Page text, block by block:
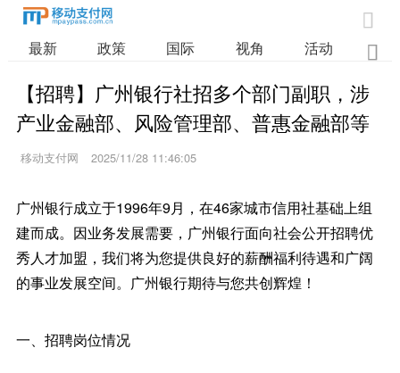

最新 政策 国际 视角 活动 业

【招聘】广州银行社招多个部门副职，涉
产业金融部、风险管理部、普惠金融部等
移动支付网 2025/11/28 11:46:05
广州银行成立于1996年9月，在46家城市信用社基础上组
建而成。因业务发展需要，广州银行面向社会公开招聘优
秀人才加盟，我们将为您提供良好的薪酬福利待遇和广阔
的事业发展空间。广州银行期待与您共创辉煌！
一、招聘岗位情况